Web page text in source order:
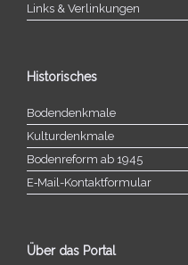
Links & Verlinkungen
Historisches
Bodendenkmale
Kulturdenkmale
Bodenreform ab 1945
E‑Mail-​​Kontaktformular
Über das Portal